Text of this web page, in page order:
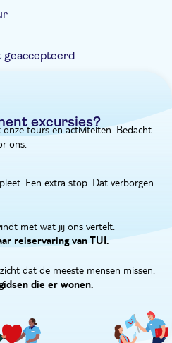
een hoogtepunt zijn van de
geaccepteerd
excursies?
tours en activiteiten. Bedacht
ons.
Een extra stop. Dat verborgen
met wat jij ons vertelt.
reiservaring van TUI.
dat de meeste mensen missen.
die er wonen.